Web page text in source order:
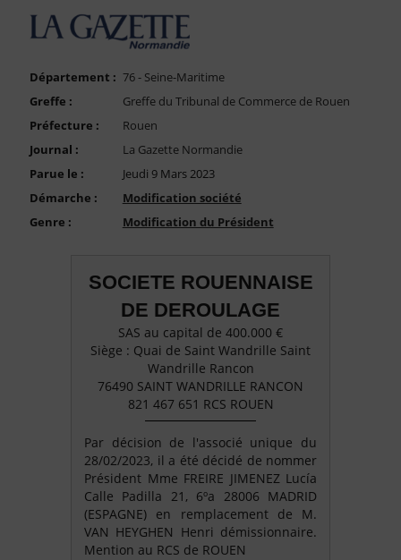
Nous Contacter
Compte PRO
Département : 76 - Seine-Maritime
Greffe :
Greffe du Tribunal de Commerce de Rouen
Préfecture :
Rouen
Journal :
La Gazette Normandie
Parue le :
Jeudi 9 Mars 2023
Démarche :
Modification société
Genre :
Modification du Président
SOCIETE ROUENNAISE
DE DEROULAGE
SAS au capital de 400.000 €
Siège : Quai de Saint Wandrille Saint
Wandrille Rancon
76490 SAINT WANDRILLE RANCON
821 467 651 RCS ROUEN
Par décision de l'associé unique du
28/02/2023, il a été décidé de nommer
Président Mme FREIRE JIMENEZ Lucía
Calle Padilla 21, 6ºa 28006 MADRID
(ESPAGNE) en remplacement de M.
VAN HEYGHEN Henri démissionnaire.
Mention au RCS de ROUEN